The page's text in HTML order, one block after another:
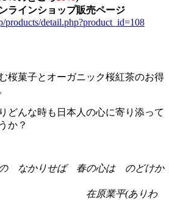
ラインショップ販売ページ
detail.php?product_id=108
桜菓子とオーガニック桜紅茶のお得
どんな時も日本人の心に寄り添って
か？
の なかりせば 春の心は のどけか
平(ありわ